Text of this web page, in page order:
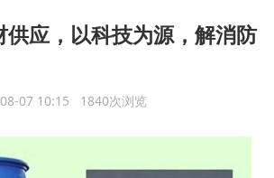
供应，以科技为源，解消防
07 10:15 1840次浏览